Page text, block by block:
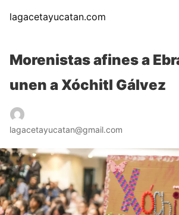
lagacetayucatan.com
Morenistas afines a
unen a Xóchitl Gálvez
lagacetayucatan@gmail.com